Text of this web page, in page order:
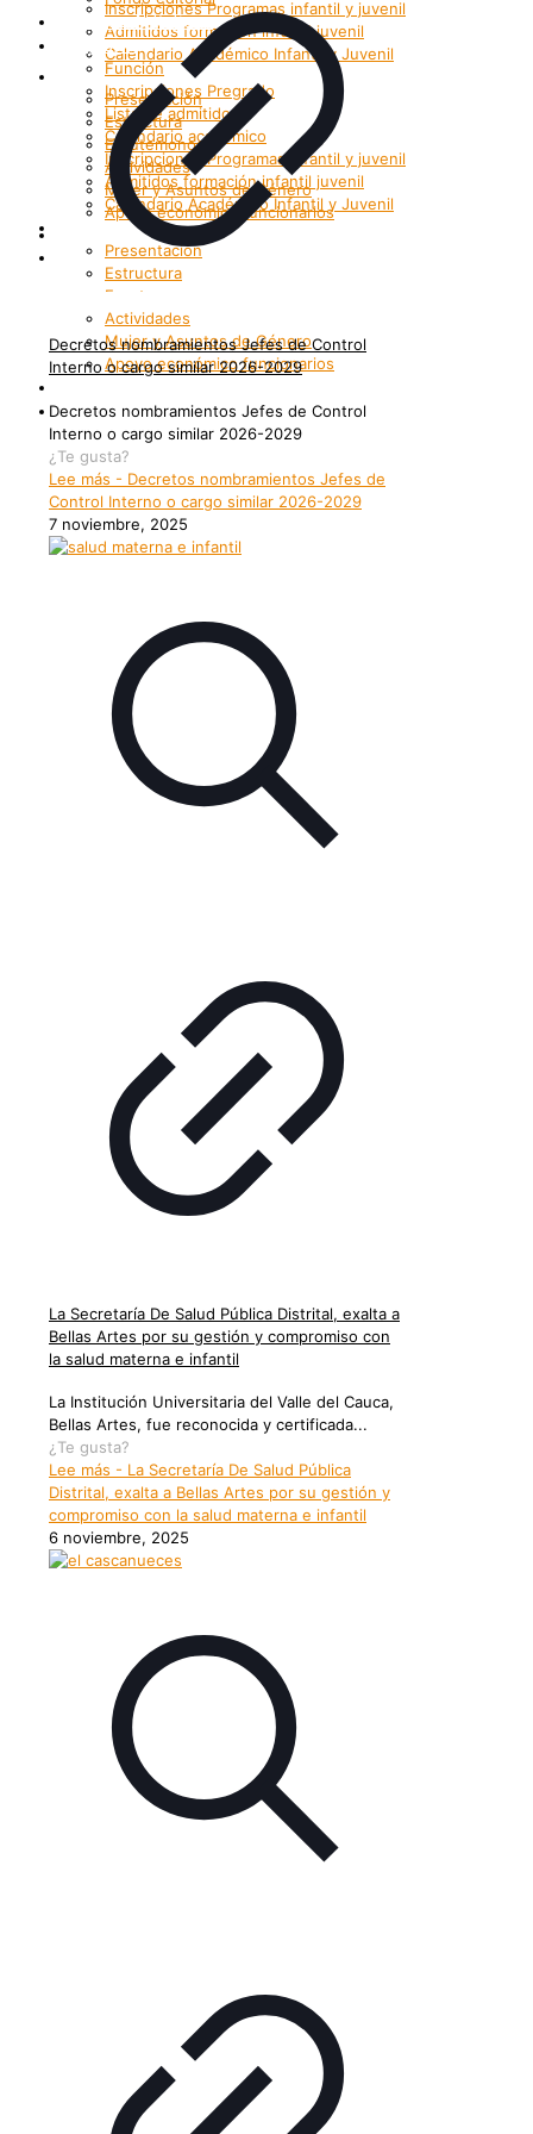
Inscripciones Programas infantil y juvenil
Admitidos formación infantil juvenil
Calendario Académico Infantil y Juvenil
Bienestar
Presentación
Estructura
Enrutemonos
Actividades
Mujer y Asuntos de Género
Apoyo económico funcionarios
Internacionalización
Patrimonio
Grupos Artísticos
Registro
Función
Inscripciones Pregrado
Lista de admitidos
Calendario académico
Inscripciones Programas infantil y juvenil
Admitidos formación infantil juvenil
Calendario Académico Infantil y Juvenil
Bienestar
Presentación
Estructura
Enrutemonos
Actividades
Mujer y Asuntos de Género
Apoyo económico funcionarios
Patrimonio
Decretos nombramientos Jefes de Control
Interno o cargo similar 2026-2029
Decretos nombramientos Jefes de Control
Interno o cargo similar 2026-2029
¿Te gusta?
Lee más - Decretos nombramientos Jefes de
Control Interno o cargo similar 2026-2029
7 noviembre, 2025
La Secretaría De Salud Pública Distrital, exalta a
Bellas Artes por su gestión y compromiso con
la salud materna e infantil
La Institución Universitaria del Valle del Cauca,
Bellas Artes, fue reconocida y certificada...
¿Te gusta?
Lee más - La Secretaría De Salud Pública
Distrital, exalta a Bellas Artes por su gestión y
compromiso con la salud materna e infantil
6 noviembre, 2025